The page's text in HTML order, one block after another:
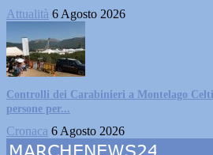
Attualità 6 Agosto 2026
Controlli dei Carabinieri a Montelago
persone per...
Cronaca 6 Agosto 2026